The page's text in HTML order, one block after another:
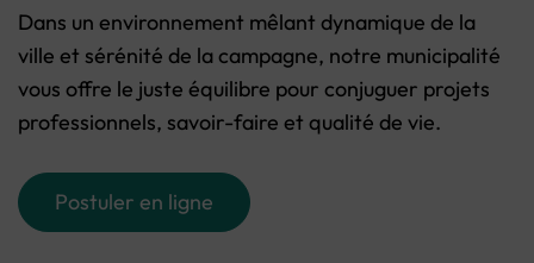
Dans un environnement mêlant dynamique de la
ville et sérénité de la campagne, notre municipalité
vous offre le juste équilibre pour conjuguer projets
professionnels, savoir-faire et qualité de vie.
Postuler en ligne